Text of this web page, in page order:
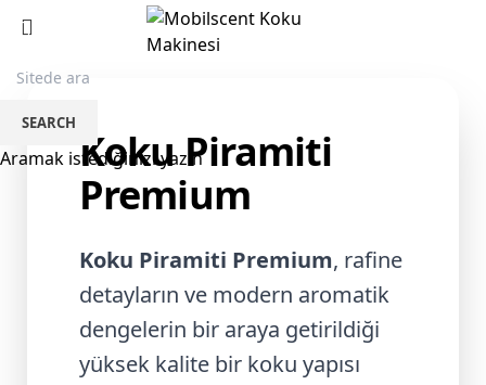
Koku Piramiti Premium
KOKU PIRAMITI PREMIUM
Koku Piramiti
Premium
Koku Piramiti Premium, rafine
detayların ve modern aromatik
dengelerin bir araya getirildiği
yüksek kalite bir koku yapısı
SEARCH
Aramak istediğinizi yazın